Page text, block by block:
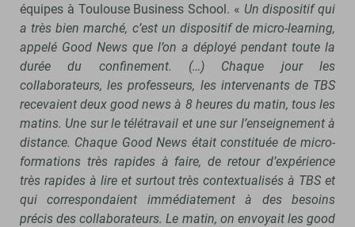
équipes à Toulouse Business School. « Un dispositif qui
a très bien marché, c’est un dispositif de micro-learning,
appelé Good News que l’on a déployé pendant toute la
durée du confinement. (…) Chaque jour les
collaborateurs, les professeurs, les intervenants de TBS
recevaient deux good news à 8 heures du matin, tous les
matins. Une sur le télétravail et une sur l’enseignement à
distance. Chaque Good News était constituée de micro-
formations très rapides à faire, de retour d’expérience
très rapides à lire et surtout très contextualisés à TBS et
qui correspondaient immédiatement à des besoins
précis des collaborateurs. Le matin, on envoyait les good